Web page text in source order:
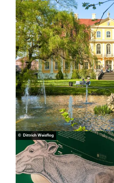
© Dittrich Weisflog